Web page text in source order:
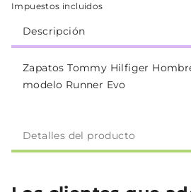
Impuestos incluidos
Descripción
Zapatos Tommy Hilfiger
modelo Runner Evo
Detalles del producto